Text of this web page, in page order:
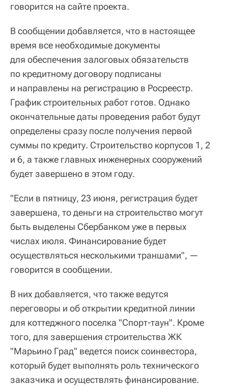
говорится на сайте проекта.
В сообщении добавляется, что в настоящее
время все необходимые документы
для обеспечения залоговых обязательств
по кредитному договору подписаны
и направлены на регистрацию в Росреестр.
График строительных работ готов. Однако
окончательные даты проведения работ будут
определены сразу после получения первой
суммы по кредиту. Строительство корпусов 1, 2
и 6, а также главных инженерных сооружений
будет завершено в этом году.
"Если в пятницу, 23 июня, регистрация будет
завершена, то деньги на строительство могут
быть выделены Сбербанком уже в первых
числах июля. Финансирование будет
осуществляться несколькими траншами", —
говорится в сообщении.
В них добавляется, что также ведутся
переговоры и об открытии кредитной линии
для коттеджного поселка "Спорт-таун". Кроме
того, для завершения строительства ЖК
"Марьино Град" ведется поиск соинвестора,
который будет выполнять роль технического
заказчика и осуществлять финансирование.